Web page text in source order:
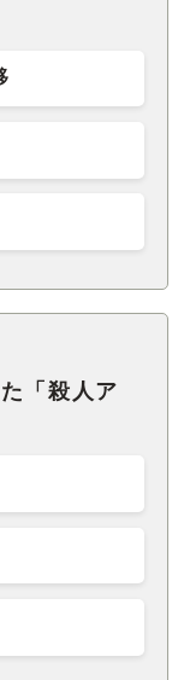
「殺人ア